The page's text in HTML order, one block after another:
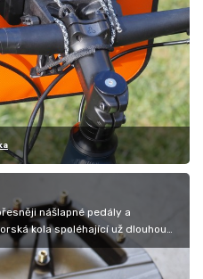
nášlapné pedály a
kola spoléhající už dlouhou